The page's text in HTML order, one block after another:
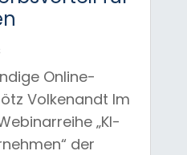
Online-
Volkenandt Im
„KI-
der